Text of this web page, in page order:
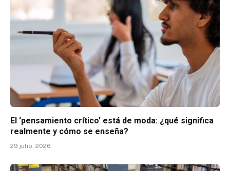
El ‘pensamiento crítico’ está de moda: ¿qué significa
realmente y cómo se enseña?
29 julio, 2026